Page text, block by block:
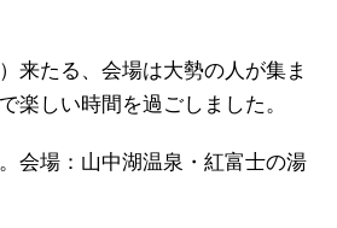
来たる、会場は大勢の人が集ま
楽しい時間を過ごしました。
会場：山中湖温泉・紅富士の湯